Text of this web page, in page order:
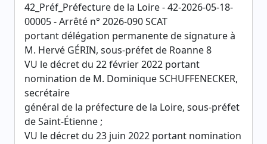
42_Préf_Préfecture de la Loire - 42-2026-05-18-
00005 - Arrêté n° 2026-090 SCAT
portant délégation permanente de signature à
M. Hervé GÉRIN, sous-préfet de Roanne 8
VU le décret du 22 février 2022 portant
nomination de M. Dominique SCHUFFENECKER,
secrétaire
général de la préfecture de la Loire, sous-préfet
de Saint-Étienne ;
VU le décret du 23 juin 2022 portant nomination